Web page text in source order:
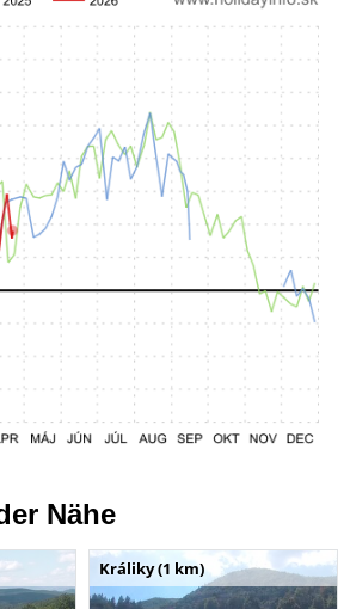
Nähe
Králiky (1 km)